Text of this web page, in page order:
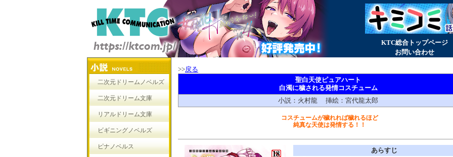
KTC総合トップページ
お問い合わせ
二次元ドリームノベルズ
二次元ドリーム文庫
リアルドリーム文庫
ビギニングノベルズ
ピナノベルス
>>戻る
聖白天使ピュアハート
白濁に穢される発情コスチューム
小説：火村龍 挿絵：宮代龍太郎
コスチュームが穢れれば穢れるほど
純真な天使は発情する！！
あらすじ